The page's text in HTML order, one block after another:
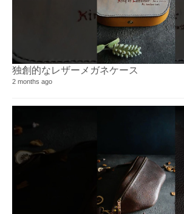
独創的なレザーメガネケース
2 months ago